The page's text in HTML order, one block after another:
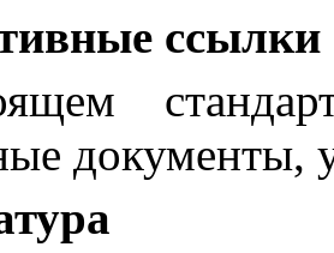
ссылки
документы,